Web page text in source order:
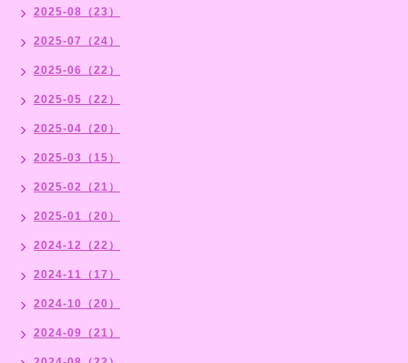
2025-08（23）
2025-07（24）
2025-06（22）
2025-05（22）
2025-04（20）
2025-03（15）
2025-02（21）
2025-01（20）
2024-12（22）
2024-11（17）
2024-10（20）
2024-09（21）